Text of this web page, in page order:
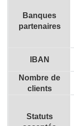
Banques
partenaires
IBAN
Nombre de
clients
Statuts